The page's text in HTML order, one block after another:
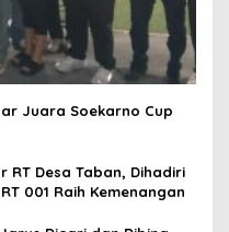
Juara Soekarno Cup
RT Desa Taban, Dihadiri
001 Raih Kemenangan